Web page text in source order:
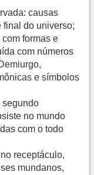
causas
final do universo;
formas e
com números
e símbolos
segundo
no mundo
com o todo
receptáculo,
mundanos,